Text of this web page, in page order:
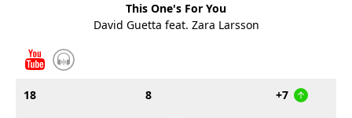
This One's For You
David Guetta feat. Zara Larsson
18 8 +7